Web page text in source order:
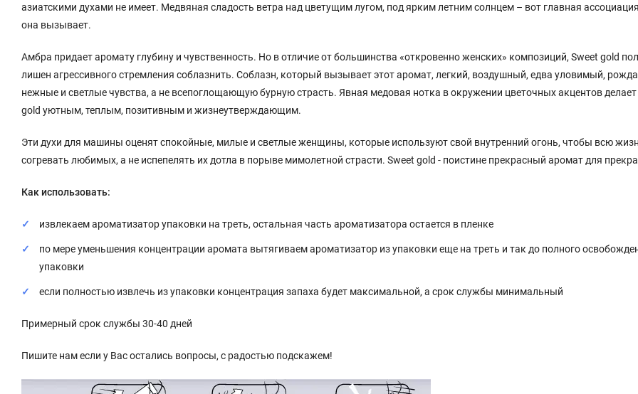
азиатскими духами не имеет. Медвяная сладость ветра над цветущим лугом, под ярким летним солнцем – вот главная
она вызывает.
Амбра придает аромату глубину и чувственность. Но в отличие от большинства «откровенно женских» композиций, Sweet gold
лишен агрессивного стремления соблазнить. Соблазн, который вызывает этот аромат, легкий, воздушный, едва уловимый,
нежные и светлые чувства, а не всепоглощающую бурную страсть. Явная медовая нотка в окружении цветочных акцентов делает
gold уютным, теплым, позитивным и жизнеутверждающим.
Эти духи для машины оценят спокойные, милые и светлые женщины, которые используют свой внутренний огонь, чтобы всю
согревать любимых, а не испепелять их дотла в порыве мимолетной страсти. Sweet gold - поистине прекрасный аромат для
Как использовать:
извлекаем ароматизатор упаковки на треть, остальная часть ароматизатора остается в пленке
по мере уменьшения концентрации аромата вытягиваем ароматизатор из упаковки еще на треть и так до полного
упаковки
если полностью извлечь из упаковки концентрация запаха будет максимальной, а срок службы минимальный
Примерный срок службы 30-40 дней
Пишите нам если у Вас остались вопросы, с радостью подскажем!